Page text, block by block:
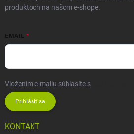
produktoch na našom e-shope.
EMAIL
Vložením e-mailu súhlasíte s
Prihlásiť sa
KONTAKT